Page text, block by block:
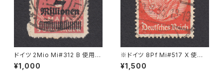
ドイツ 2Mio Mi#312 B 使用済
み切手｜BERLIN 30.10.1923
¥1,000
※ドイツ 8Pf Mi#517 X 使用
済み切手｜KALL 30.8.1935
¥1,500